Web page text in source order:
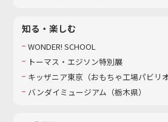
知る・楽しむ
WONDER! SCHOOL
トーマス・エジソン特別展
キッザニア東京（おもちゃ工場パビリオ
バンダイミュージアム（栃木県）